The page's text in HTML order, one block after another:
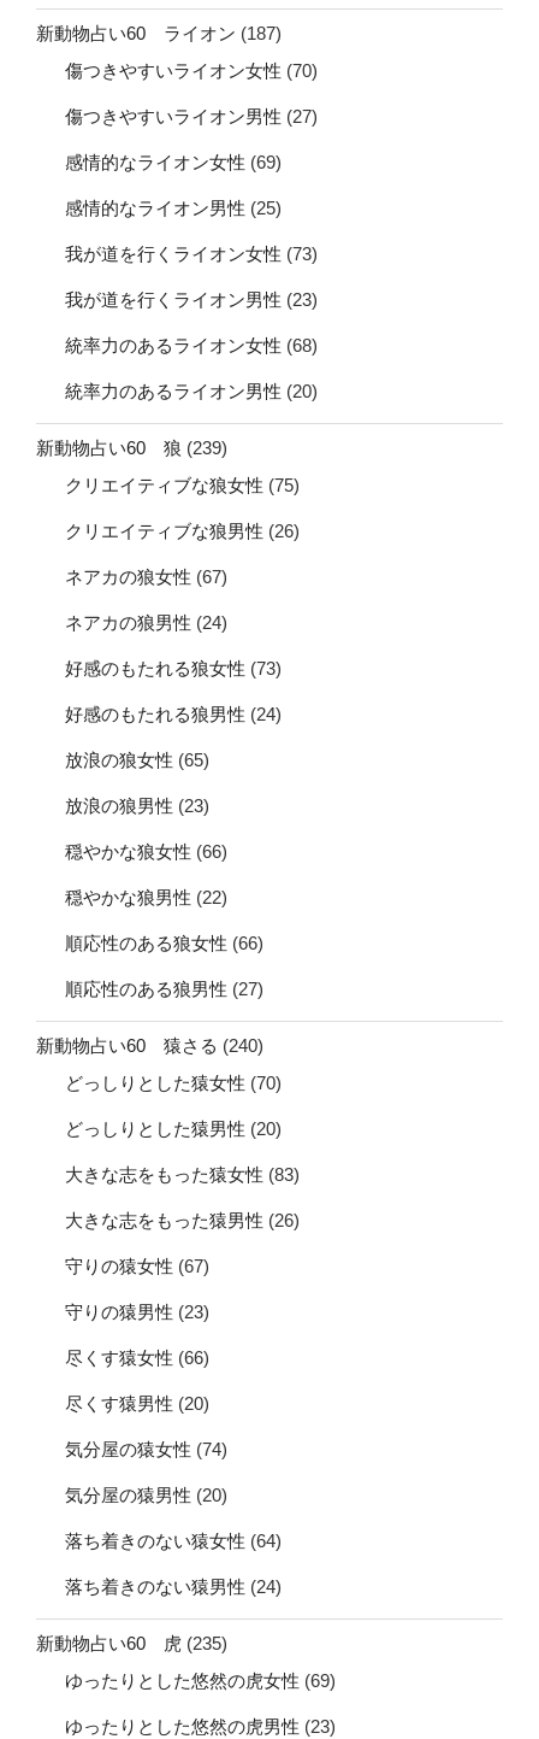
新動物占い60 ライオン (187)
傷つきやすいライオン女性 (70)
傷つきやすいライオン男性 (27)
感情的なライオン女性 (69)
感情的なライオン男性 (25)
我が道を行くライオン女性 (73)
我が道を行くライオン男性 (23)
統率力のあるライオン女性 (68)
統率力のあるライオン男性 (20)
新動物占い60 狼 (239)
クリエイティブな狼女性 (75)
クリエイティブな狼男性 (26)
ネアカの狼女性 (67)
ネアカの狼男性 (24)
好感のもたれる狼女性 (73)
好感のもたれる狼男性 (24)
放浪の狼女性 (65)
放浪の狼男性 (23)
穏やかな狼女性 (66)
穏やかな狼男性 (22)
順応性のある狼女性 (66)
順応性のある狼男性 (27)
新動物占い60 猿さる (240)
どっしりとした猿女性 (70)
どっしりとした猿男性 (20)
大きな志をもった猿女性 (83)
大きな志をもった猿男性 (26)
守りの猿女性 (67)
守りの猿男性 (23)
尽くす猿女性 (66)
尽くす猿男性 (20)
気分屋の猿女性 (74)
気分屋の猿男性 (20)
落ち着きのない猿女性 (64)
落ち着きのない猿男性 (24)
新動物占い60 虎 (235)
ゆったりとした悠然の虎女性 (69)
ゆったりとした悠然の虎男性 (23)